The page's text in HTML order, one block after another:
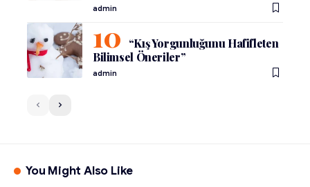
admin
“Kış Yorgunluğunu Hafifleten
Bilimsel Öneriler”
admin
You Might Also Like